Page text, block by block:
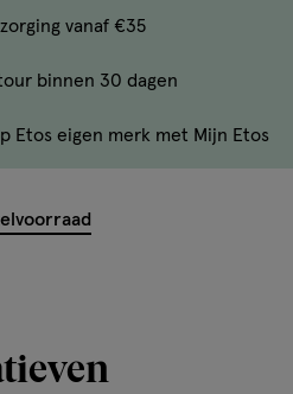
nog
vanaf €35
binnen 30 dagen
Etos eigen merk met Mijn Etos